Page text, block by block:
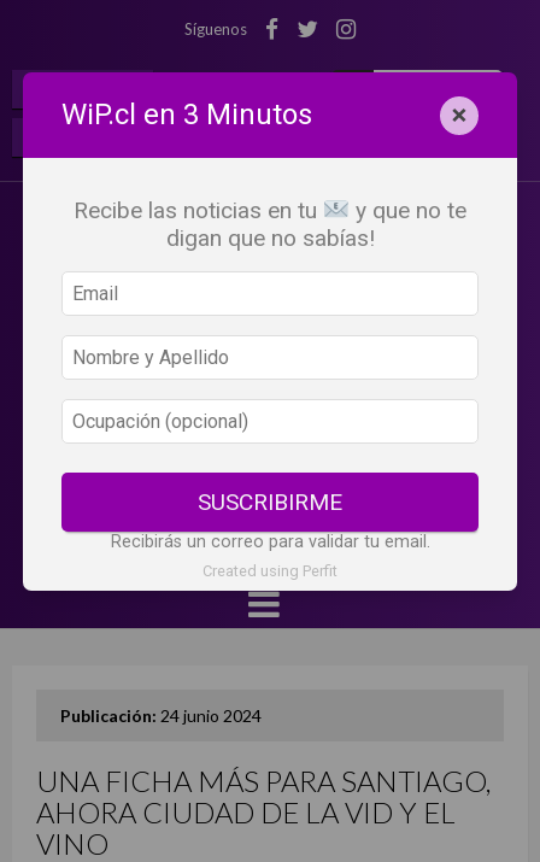
Síguenos
Publicación: 24 junio 2024
UNA FICHA MÁS PARA SANTIAGO,
AHORA CIUDAD DE LA VID Y EL
VINO
WiP.cl en 3 Minutos ×
Recibe las noticias en tu
y que no te
digan que no sabías!
SUSCRIBIRME
Recibirás un correo para validar tu email.
Created using Perfit